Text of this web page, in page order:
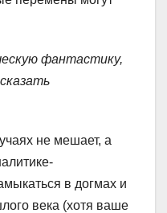
фантастику,
не мешает, а
в догмах и
века (хотя ваше